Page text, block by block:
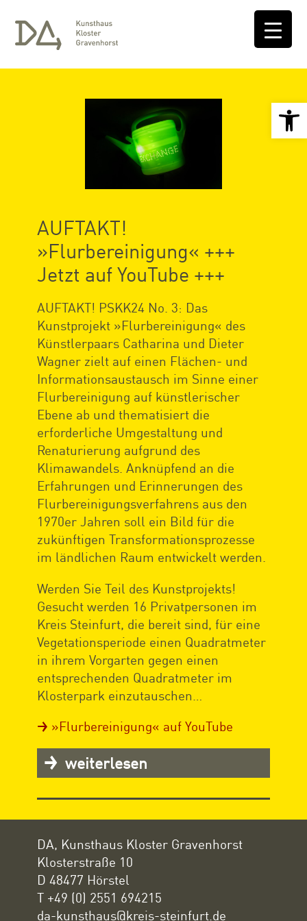
AUFTAKT!
»Flurbereinigung« +++
Jetzt auf YouTube +++
AUFTAKT! PSKK24 No. 3: Das
Kunstprojekt »Flurbereinigung« des
Künstlerpaars Catharina und Dieter
Wagner zielt auf einen Flächen- und
Informationsaustausch im Sinne einer
Flurbereinigung auf künstlerischer
Ebene ab und thematisiert die
erforderliche Umgestaltung und
Renaturierung aufgrund des
Klimawandels. Anknüpfend an die
Erfahrungen und Erinnerungen des
Flurbereinigungsverfahrens aus den
1970er Jahren soll ein Bild für die
zukünftigen Transformationsprozesse
im ländlichen Raum entwickelt werden.
Werden Sie Teil des Kunstprojekts!
Gesucht werden 16 Privatpersonen im
Kreis Steinfurt, die bereit sind, für eine
Vegetationsperiode einen Quadratmeter
in ihrem Vorgarten gegen einen
entsprechenden Quadratmeter im
Klosterpark einzutauschen…
»Flurbereinigung« auf YouTube
weiterlesen
DA, Kunsthaus Kloster Gravenhorst
Klosterstraße 10
D 48477 Hörstel
T +49 (0) 2551 694215
da-kunsthaus@kreis-steinfurt.de